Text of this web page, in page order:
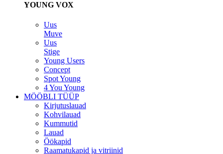
YOUNG VOX
Uus
Muve
Uus
Stige
Young Users
Concept
Spot Young
4 You Young
MÖÖBLI TÜÜP
Kirjutuslauad
Kohvilauad
Kummutid
Lauad
Öökapid
Raamatukapid ja vitriinid